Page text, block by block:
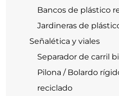
Bancos de plástico
Jardineras de
Señalética y viales
Separador de carril
Pilona / Bolardo
reciclado